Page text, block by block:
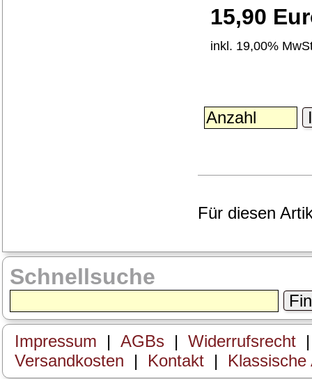
15,90
inkl. 19,00%
Für diesen
Schnellsuche
Impressum | AGBs | Widerrufsrecht
Versandkosten
| Kontakt |